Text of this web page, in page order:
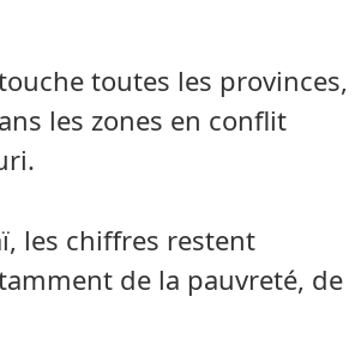
toutes les provinces,
les zones en conflit
les chiffres restent
de la pauvreté, de